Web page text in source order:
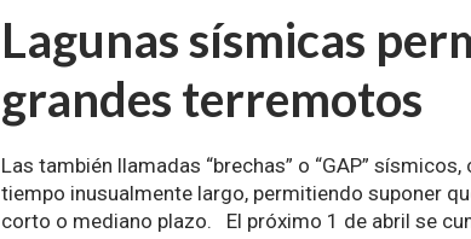
Lagunas sísmicas
grandes terremotos
Las también llamadas “brechas” o “GAP”
tiempo inusualmente largo, permitiendo suponer
corto o mediano plazo. El próximo 1 de abril se